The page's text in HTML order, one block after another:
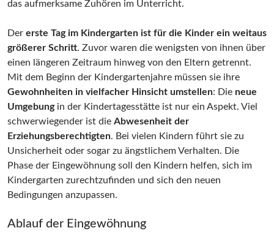
das aufmerksame Zuhören im Unterricht.
Der erste Tag im Kindergarten ist für die Kinder ein weitaus
größerer Schritt. Zuvor waren die wenigsten von ihnen über
einen längeren Zeitraum hinweg von den Eltern getrennt.
Mit dem Beginn der Kindergartenjahre müssen sie ihre
Gewohnheiten in vielfacher Hinsicht umstellen: Die neue
Umgebungin der Kindertagesstätte ist nur ein Aspekt. Viel
schwerwiegender ist die Abwesenheit der
Erziehungsberechtigten. Bei vielen Kindern führt sie zu
Unsicherheit oder sogar zu ängstlichem Verhalten. Die
Phase der Eingewöhnung soll den Kindern helfen, sich im
Kindergarten zurechtzufinden und sich den neuen
Bedingungen anzupassen.
Ablauf der Eingewöhnung